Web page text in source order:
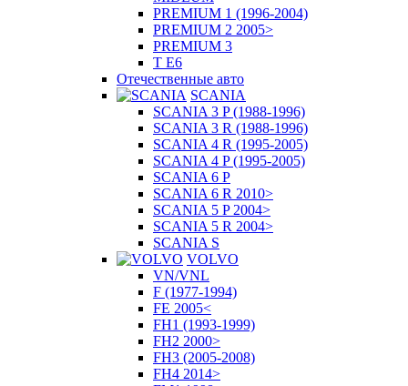
PREMIUM 1 (1996-2004)
PREMIUM 2 2005>
PREMIUM 3
T E6
Отечественные авто
SCANIA
SCANIA 3 P (1988-1996)
SCANIA 3 R (1988-1996)
SCANIA 4 R (1995-2005)
SCANIA 4 P (1995-2005)
SCANIA 6 P
SCANIA 6 R 2010>
SCANIA 5 P 2004>
SCANIA 5 R 2004>
SCANIA S
VOLVO
VN/VNL
F (1977-1994)
FE 2005<
FH1 (1993-1999)
FH2 2000>
FH3 (2005-2008)
FH4 2014>